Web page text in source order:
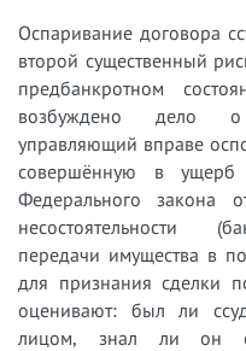
Оспаривание договора
второй существенный
предбанкротном
возбуждено дело о
управляющий вправе
совершённую в ущерб
Федерального
несостоятельности
передачи имущества в
для признания сделки
оценивают: был ли
лицом, знал ли он о